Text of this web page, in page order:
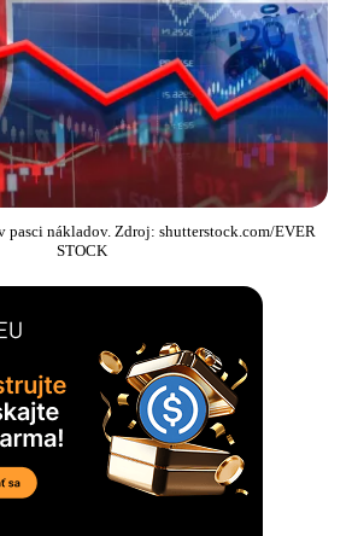
pasci nákladov. Zdroj: shutterstock.com/EVER
STOCK